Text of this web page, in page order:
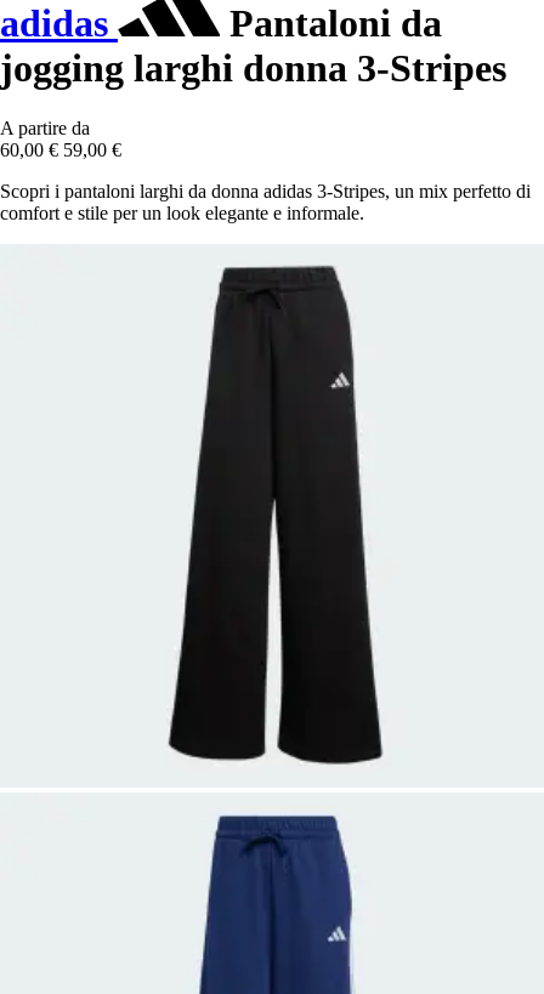
adidas
Pantaloni da
jogging larghi donna 3-Stripes
A partire da
60,00 € 59,00 €
Scopri i pantaloni larghi da donna adidas 3-Stripes, un mix perfetto di
comfort e stile per un look elegante e informale.